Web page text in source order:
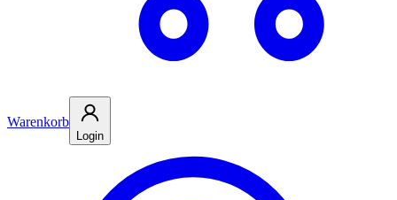
Warenkorb
Login